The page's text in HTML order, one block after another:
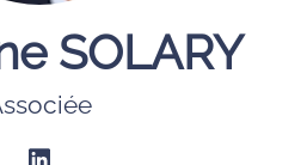
SOLARY